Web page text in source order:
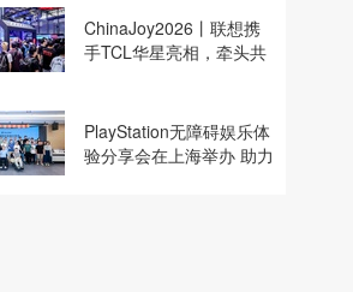
ChinaJoy2026丨联想携
手TCL华星亮相，牵头共
PlayStation无障碍娱乐体
验分享会在上海举办 助力